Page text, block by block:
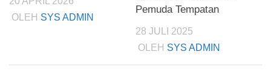
OLEH SYS ADMIN
Pemuda Tempatan
28 JULI 2025
OLEH SYS ADMIN